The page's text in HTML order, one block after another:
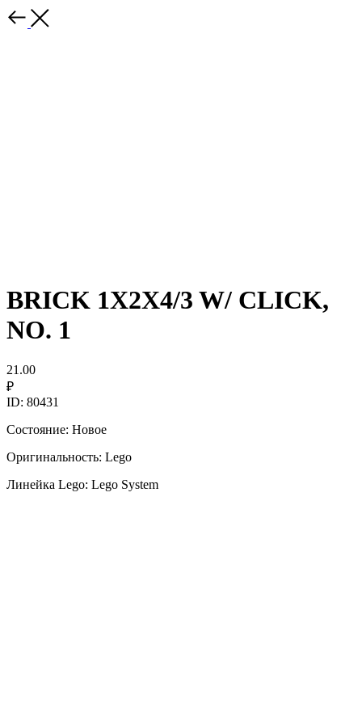
BRICK 1X2X4/3 W/ CLICK,
NO. 1
21.00
₽
ID: 80431
Состояние: Новое
Оригинальность: Lego
Линейка Lego: Lego System